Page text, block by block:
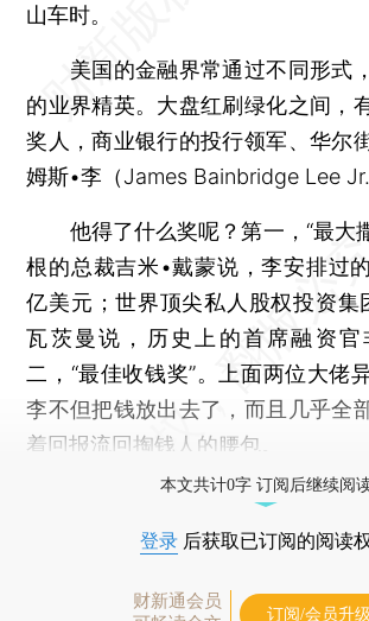
山车时。
美国的金融界常通过不同形式
的业界精英。大盘红刷绿化之间，
奖人，商业银行的投行领军、华尔
姆斯•李（James Bainbridge Lee Jr.
他得了什么奖呢？第一，“最大
根的总裁吉米•戴蒙说，李安排过
亿美元；世界顶尖私人股权投资集
瓦茨曼说，历史上的首席融资官
二，“最佳收钱奖”。上面两位大佬
李不但把钱放出去了，而且几乎全
着回报流回掏钱人的腰包。
本文共计0字 订阅后继续阅
登录 后获取已订阅的阅读
财新通会员
订阅/会员升级